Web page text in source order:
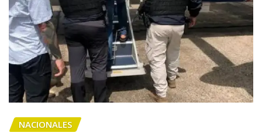
NACIONALES